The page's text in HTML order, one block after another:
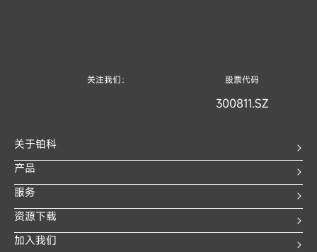
关注我们： 股票代码
300811.SZ
关于铂科
产品
服务
资源下载
加入我们